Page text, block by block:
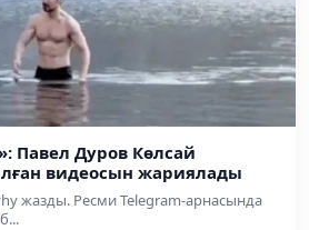
Павел Дуров Көлсай
видеосын жариялады
жазды. Ресми Telegram-арнасында